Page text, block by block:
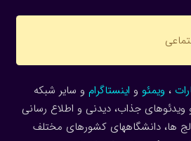
، ویمئو و اینستاگرام و سایر شبکه
ویدئوهای جذاب، دیدنی و اطلاع رسانی
ها، دانشگاههای کشورهای مختلف